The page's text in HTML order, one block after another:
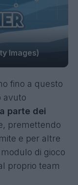
Images)
fino a questo
avuto
parte dei
premettendo
e per altre
di gioco
proprio team